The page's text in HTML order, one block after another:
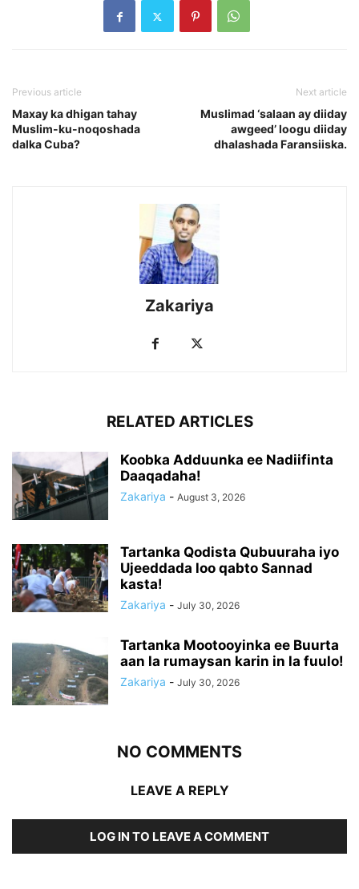
Previous article
Maxay ka dhigan tahay
Muslim-ku-noqoshada
dalka Cuba?
Next article
Muslimad ‘salaan ay diiday
awgeed’ loogu diiday
dhalashada Faransiiska.
Zakariya
RELATED ARTICLES
Koobka Adduunka ee Nadiifinta
Daaqadaha!
Zakariya - August 3, 2026
Tartanka Qodista Qubuuraha iyo
Ujeeddada loo qabto Sannad
kasta!
Zakariya - July 30, 2026
Tartanka Mootooyinka ee Buurta
aan la rumaysan karin in la fuulo!
Zakariya - July 30, 2026
NO COMMENTS
LEAVE A REPLY
LOG IN TO LEAVE A COMMENT